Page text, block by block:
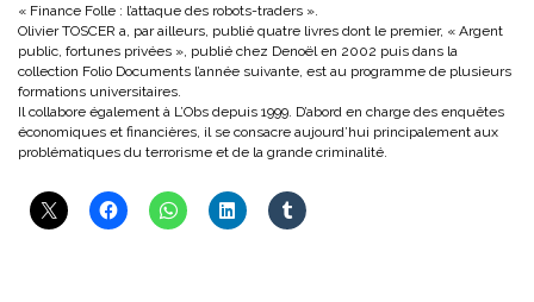
« Finance Folle : l’attaque des robots-traders ».
Olivier TOSCER a, par ailleurs, publié quatre livres dont le premier, « Argent
public, fortunes privées », publié chez Denoël en 2002 puis dans la
collection Folio Documents l’année suivante, est au programme de plusieurs
formations universitaires.
Il collabore également à L’Obs depuis 1999. D’abord en charge des enquêtes
économiques et financières, il se consacre aujourd’hui principalement aux
problématiques du terrorisme et de la grande criminalité.